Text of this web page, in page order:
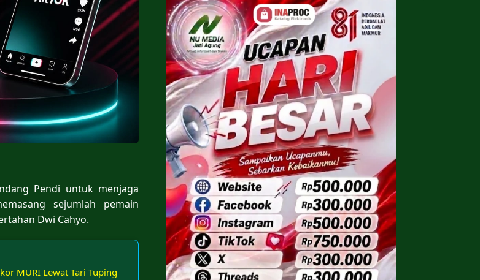
Pendi untuk menjaga
sejumlah pemain
Dwi Cahyo.
MURI Lewat Tari Tuping